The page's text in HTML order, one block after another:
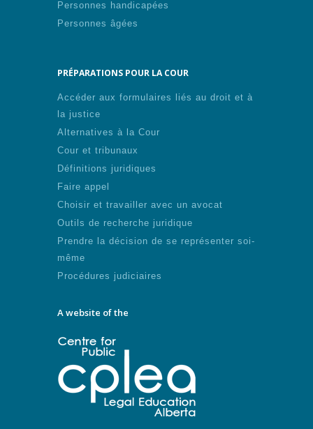
Personnes handicapées
Personnes âgées
PRÉPARATIONS POUR LA COUR
Accéder aux formulaires liés au droit et à
la justice
Alternatives à la Cour
Cour et tribunaux
Définitions juridiques
Faire appel
Choisir et travailler avec un avocat
Outils de recherche juridique
Prendre la décision de se représenter soi-
même
Procédures judiciaires
A website of the